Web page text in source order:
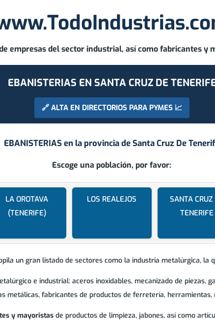
empresas del sector industrial, así como fabricantes y
EBANISTERIAS EN SANTA CRUZ DE
🔗 ALTA EN DIRECTORIOS PARA PYMES 📈
EBANISTERIAS en la provincia deSanta Cruz De
Escoge una población, por favor:
LA OROTAVA
(TENERIFE)
LOS REALEJOS
SANTA CRUZ
TENERIFE
un gran listado de sectores como la industria metalúrgica, la
e industrial: aceros inoxidables, mecanizado de piezas,
metálicas, fabricantes de productos de ferretería,
y mayoristas de productos de limpieza, jabones, así como